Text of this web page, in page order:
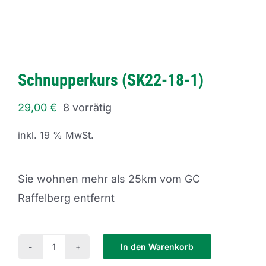
Schnupperkurs (SK22-18-1)
29,00 € 8 vorrätig
inkl. 19 % MwSt.
Sie wohnen mehr als 25km vom GC
Raffelberg entfernt
Schnupperkurs
In den Warenkorb